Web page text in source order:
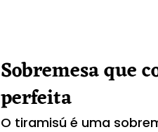
Sobremesa que
perfeita
O tiramisú é uma